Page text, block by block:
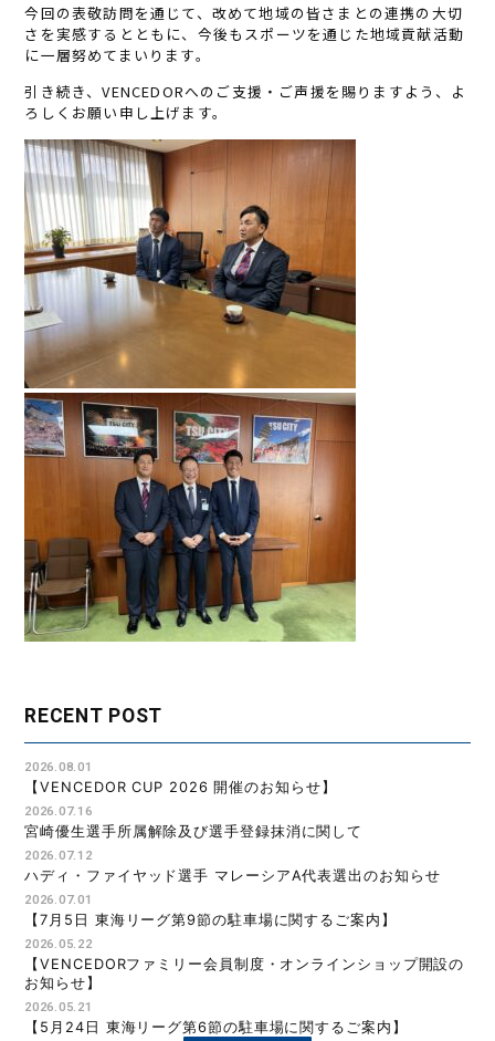
今回の表敬訪問を通じて、改めて地域の皆さまとの連携の大切
さを実感するとともに、今後もスポーツを通じた地域貢献活動
に一層努めてまいります。
引き続き、VENCEDORへのご支援・ご声援を賜りますよう、よ
ろしくお願い申し上げます。
RECENT POST
2026.08.01
【VENCEDOR CUP 2026 開催のお知らせ】
2026.07.16
宮崎優生選手所属解除及び選手登録抹消に関して
2026.07.12
ハディ・ファイヤッド選手 マレーシアA代表選出のお知らせ
2026.07.01
【7月5日 東海リーグ第9節の駐車場に関するご案内】
2026.05.22
【VENCEDORファミリー会員制度・オンラインショップ開設の
お知らせ】
2026.05.21
【5月24日 東海リーグ第6節の駐車場に関するご案内】